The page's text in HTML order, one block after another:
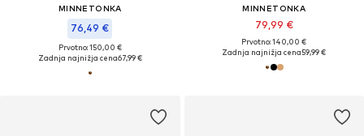
MINNETONKA
76,49 €
Prvotno: 150,00 €
Zadnja najnižja cena67,99 €
MINNETONKA
79,99 €
Prvotno: 140,00 €
Zadnja najnižja cena59,99 €